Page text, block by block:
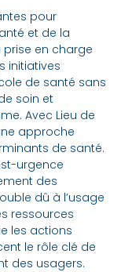
pour
et de la
prise en charge
initiatives
de santé sans
soin et
Avec Lieu de
approche
de santé.
urgence
des
dû à l’usage
ressources
les actions
le rôle clé de
des usagers.